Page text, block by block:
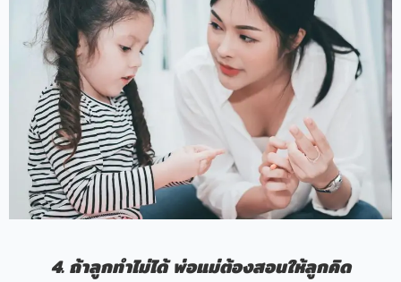
4. ถ้าลูกทำไม่ได้ พ่อแม่ต้องสอนให้ลูกคิด